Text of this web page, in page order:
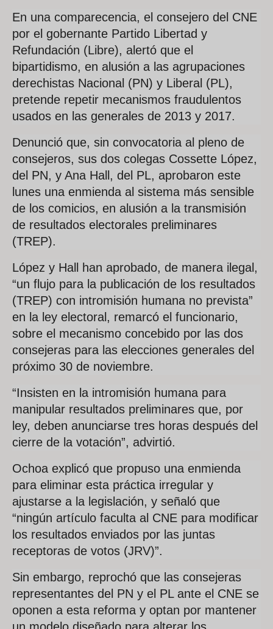
En una comparecencia, el consejero del CNE
por el gobernante Partido Libertad y
Refundación (Libre), alertó que el
bipartidismo, en alusión a las agrupaciones
derechistas Nacional (PN) y Liberal (PL),
pretende repetir mecanismos fraudulentos
usados en las generales de 2013 y 2017.
Denunció que, sin convocatoria al pleno de
consejeros, sus dos colegas Cossette López,
del PN, y Ana Hall, del PL, aprobaron este
lunes una enmienda al sistema más sensible
de los comicios, en alusión a la transmisión
de resultados electorales preliminares
(TREP).
López y Hall han aprobado, de manera ilegal,
“un flujo para la publicación de los resultados
(TREP) con intromisión humana no prevista”
en la ley electoral, remarcó el funcionario,
sobre el mecanismo concebido por las dos
consejeras para las elecciones generales del
próximo 30 de noviembre.
“Insisten en la intromisión humana para
manipular resultados preliminares que, por
ley, deben anunciarse tres horas después del
cierre de la votación”, advirtió.
Ochoa explicó que propuso una enmienda
para eliminar esta práctica irregular y
ajustarse a la legislación, y señaló que
“ningún artículo faculta al CNE para modificar
los resultados enviados por las juntas
receptoras de votos (JRV)”.
Sin embargo, reprochó que las consejeras
representantes del PN y el PL ante el CNE se
oponen a esta reforma y optan por mantener